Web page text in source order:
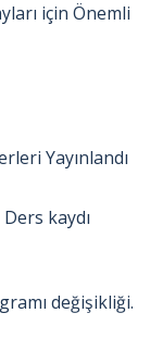
için Önemli
Yayınlandı
kaydı
değişikliği.